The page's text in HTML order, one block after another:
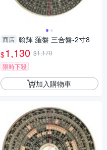
商店 翰輝 羅盤 三合盤-2寸8
$1,130 $1,170
限時下殺
加入購物車